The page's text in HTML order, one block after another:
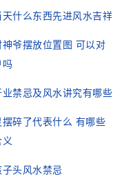
天什么东西先进风水吉祥
神爷摆放位置图 可以对
吗
业禁忌及风水讲究有哪些
摆碎了代表什么 有哪些
义
头风水禁忌